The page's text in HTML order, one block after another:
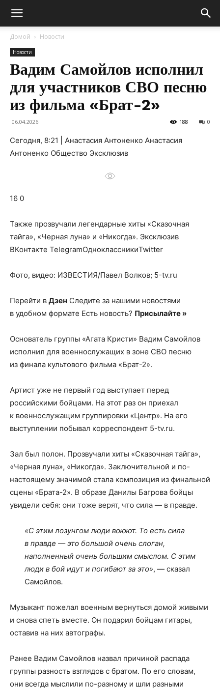
Домой Новости
Новости
Вадим Самойлов исполнил
для участников СВО песню
из фильма «Брат-2»
06.04.2026 0
188
Сегодня, 8:21 | Анастасия Антоненко Анастасия
Антоненко Общество Эксклюзив
16 0
Также прозвучали легендарные хиты «Сказочная
тайга», «Черная луна» и «Никогда». Эксклюзив
ВКонтакте TelegramОдноклассникиTwitter
Фото, видео: ИЗВЕСТИЯ/Павел Волков; 5-tv.ru
Перейти в Дзен Следите за нашими новостями
в удобном формате Есть новость? Присылайте »
Основатель группы «Агата Кристи» Вадим Самойлов
исполнил для военнослужащих в зоне СВО песню
из финала культового фильма «Брат-2».
Артист уже не первый год выступает перед
российскими бойцами. На этот раз он приехал
к военнослужащим группировки «Центр». На его
выступлении побывал корреспондент 5-tv.ru.
Зал был полон. Прозвучали хиты «Сказочная тайга»,
«Черная луна», «Никогда». Заключительной и по-
настоящему значимой стала композиция из финальной
сцены «Брата-2». В образе Данилы Багрова бойцы
увидели себя: они тоже верят, что сила — в правде.
«С этим лозунгом люди воюют. То есть сила
в правде — это большой очень слоган,
наполненный очень большим смыслом. С этим
люди в бой идут и погибают за это», — сказал
Самойлов.
Музыкант пожелал военным вернуться домой живыми
и снова спеть вместе. Он подарил бойцам гитары,
оставив на них автографы.
Ранее Вадим Самойлов назвал причиной распада
группы разность взглядов с братом. По его словам,
они всегда мыслили по-разному и шли разными